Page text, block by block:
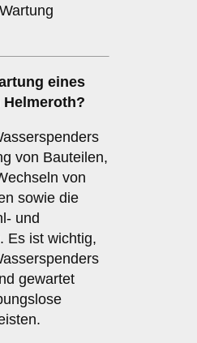
eines
von Bauteilen,
von
sowie die
und
Es ist wichtig,
gewartet